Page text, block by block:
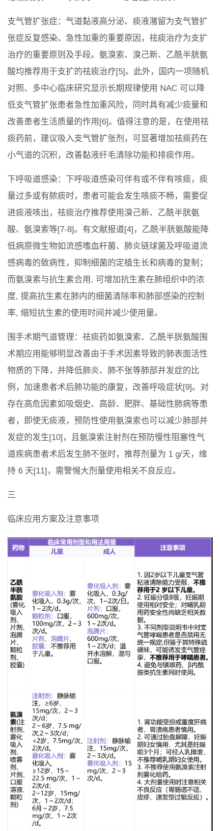
支气管扩张症：气道黏液高分泌、痰液潴留为支气管扩
张症反复感染、急性加重的重要原因，祛痰治疗为支扩
治疗的重要原则及手段。氨溴索、溴己新、乙酰半胱氨
酸均推荐用于支扩的祛痰治疗[5]。此外，国内一项随机
对照、多中心临床研究显示长期规律使用 NAC 可以降
低支气管扩张患者急性加重风险，同时具有减少痰量和
改善患者生活质量的作用[6]。值得注意的是，在使用祛
痰药前，建议吸入支气管扩张剂，可显著增加祛痰药在
小气道的沉积，改善黏液纤毛清除功能和排痰作用。
下呼吸道感染：下呼吸道感染可伴有或不伴有咳痰，痰
量过多或有脓痰时，患者可能会发生咳痰不畅，需要促
进痰液咳出，祛痰治疗推荐使用溴己新、乙酰半胱氨
酸、氨溴索等[7-8]。有文献报道[4]，乙酰半胱氨酸能降
低病原微生物如流感嗜血杆菌、肺炎链球菌及呼吸道流
感病毒的致病性，抑制细菌的定植生长和病毒的复制；
而氨溴索与抗生素合用, 可增加抗生素在肺组织中的浓
度, 提高抗生素在肺内的细菌清除率和肺部感染的控制
率, 缩短抗生素的使用时间并减少使用量。
围手术期气道管理：祛痰药如氨溴索、乙酰半胱氨酸围
术期应用能够明显改善由于手术因素导致的肺表⾯活性
物质的下降，并降低肺炎、肺不张等肺部并发症的比
例，加速患者术后肺功能的康复，改善呼吸症状[9]。对
存在高危因素如吸烟史、高龄、肥胖、基础性肺病等患
者，即使无痰液，预防性使用氨溴索也可以减少肺部并
发症的发生[10]，且氨溴索注射剂在预防慢性阻塞性气
道疾病患者术后发生肺不张时，推荐剂量为 1 g/天，维
持 6 天[11]，需警惕大剂量使用相关不良反应。
三
临床应用方案及注意事项